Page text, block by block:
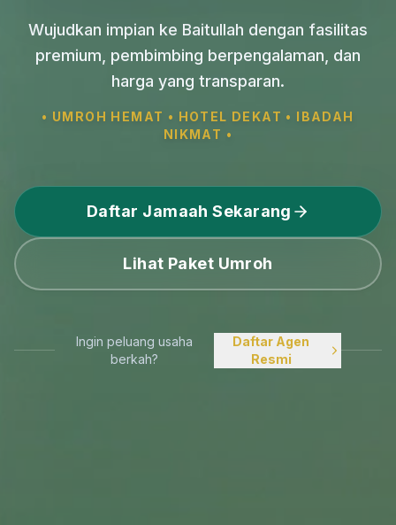
Wujudkan impian ke Baitullah dengan fasilitas
premium, pembimbing berpengalaman, dan
harga yang transparan.
• UMROH HEMAT • HOTEL DEKAT • IBADAH
NIKMAT •
Daftar Jamaah Sekarang
Lihat Paket Umroh
Ingin peluang usaha
berkah?
Daftar Agen
Resmi